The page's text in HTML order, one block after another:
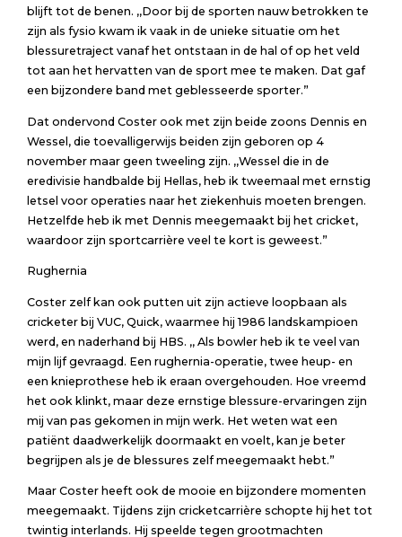
blijft tot de benen. ,,Door bij de sporten nauw betrokken te
zijn als fysio kwam ik vaak in de unieke situatie om het
blessuretraject vanaf het ontstaan in de hal of op het veld
tot aan het hervatten van de sport mee te maken. Dat gaf
een bijzondere band met geblesseerde sporter.”
Dat ondervond Coster ook met zijn beide zoons Dennis en
Wessel, die toevalligerwijs beiden zijn geboren op 4
november maar geen tweeling zijn. ,,Wessel die in de
eredivisie handbalde bij Hellas, heb ik tweemaal met ernstig
letsel voor operaties naar het ziekenhuis moeten brengen.
Hetzelfde heb ik met Dennis meegemaakt bij het cricket,
waardoor zijn sportcarrière veel te kort is geweest.”
Rughernia
Coster zelf kan ook putten uit zijn actieve loopbaan als
cricketer bij VUC, Quick, waarmee hij 1986 landskampioen
werd, en naderhand bij HBS. ,, Als bowler heb ik te veel van
mijn lijf gevraagd. Een rughernia-operatie, twee heup- en
een knieprothese heb ik eraan overgehouden. Hoe vreemd
het ook klinkt, maar deze ernstige blessure-ervaringen zijn
mij van pas gekomen in mijn werk. Het weten wat een
patiënt daadwerkelijk doormaakt en voelt, kan je beter
begrijpen als je de blessures zelf meegemaakt hebt.”
Maar Coster heeft ook de mooie en bijzondere momenten
meegemaakt. Tijdens zijn cricketcarrière schopte hij het tot
twintig interlands. Hij speelde tegen grootmachten